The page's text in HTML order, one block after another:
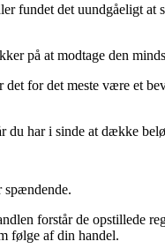
fundet det uundgåeligt at
på at modtage den
for det meste være et
har i sinde at dække
spændende.
forstår de opstillede
følge af din handel.